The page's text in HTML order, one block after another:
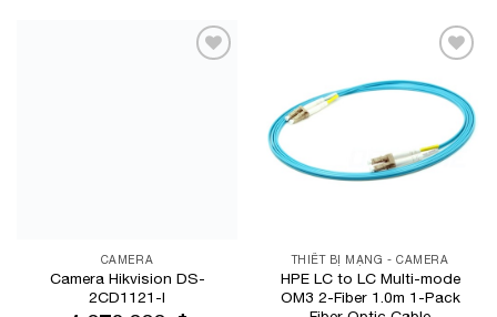
CAMERA
Camera Hikvision DS-
2CD1121-I
Wishlist
THIẾT BỊ MẠNG - CAMERA
HPE LC to LC Multi-mode
OM3 2-Fiber 1.0m 1-Pack